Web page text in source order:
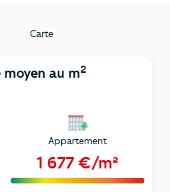
Carte
au m2
Appartement
1 677 €/m²